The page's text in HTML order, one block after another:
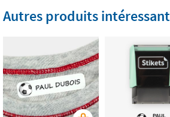
Autres produits